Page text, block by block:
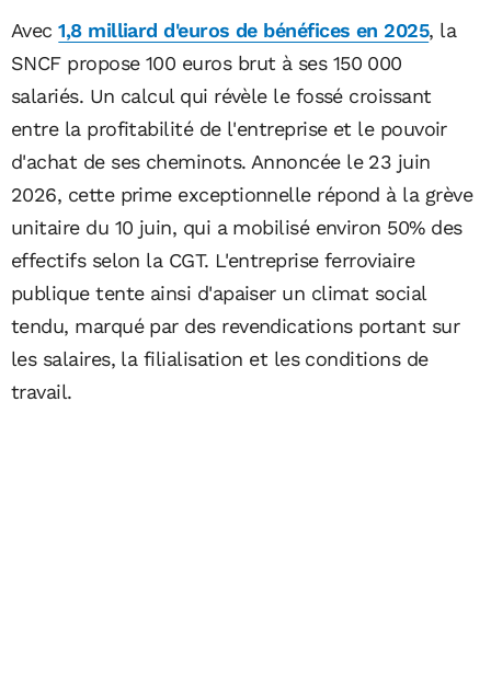
Avec1,8 milliard d'euros de bénéfices en 2025, la
SNCF propose 100 euros brut à ses 150 000
salariés. Un calcul qui révèle le fossé croissant
entre la profitabilité de l'entreprise et le pouvoir
d'achat de ses cheminots. Annoncée le 23 juin
2026, cette prime exceptionnelle répond à la grève
unitaire du 10 juin, qui a mobilisé environ 50% des
effectifs selon la CGT. L'entreprise ferroviaire
publique tente ainsi d'apaiser un climat social
tendu, marqué par des revendications portant sur
les salaires, la filialisation et les conditions de
travail.